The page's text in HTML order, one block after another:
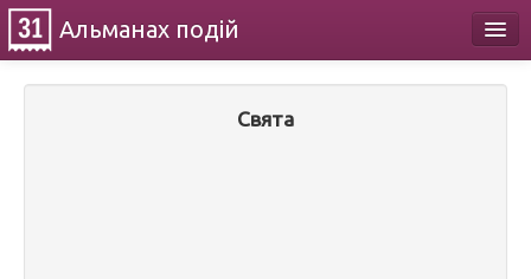
Альманах подій
Свята